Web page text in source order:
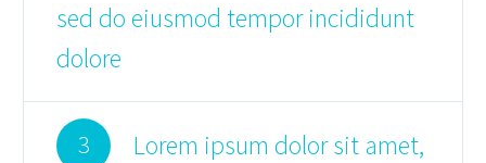
sed do eiusmod tempor incididunt
dolore
3
Lorem ipsum dolor sit amet,